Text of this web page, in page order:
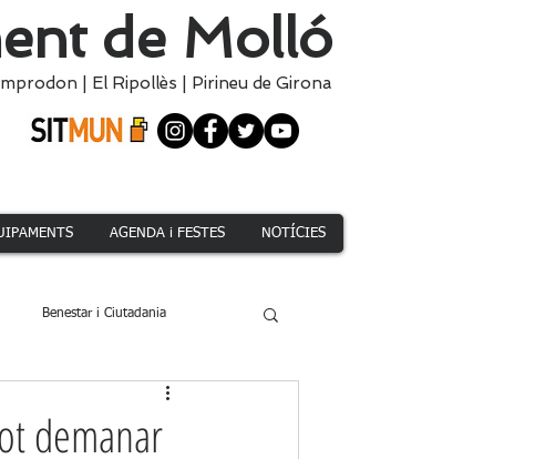
de Molló
El Ripollès Pirineu de Girona
AGENDA i FESTES NOTÍCIES
Benestar i Ciutadania
Acció Climàtica i Medi Natural
demanar